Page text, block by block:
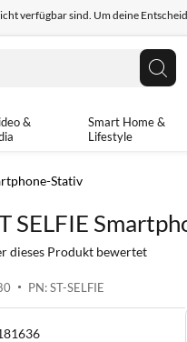
verfügbar sind. Um deine
14-tägiges
Suche
&
Smart Home &
Lifestyle
Stativ
SELFIE
PN: ST-SELFIE
dieses Produkt bewertet